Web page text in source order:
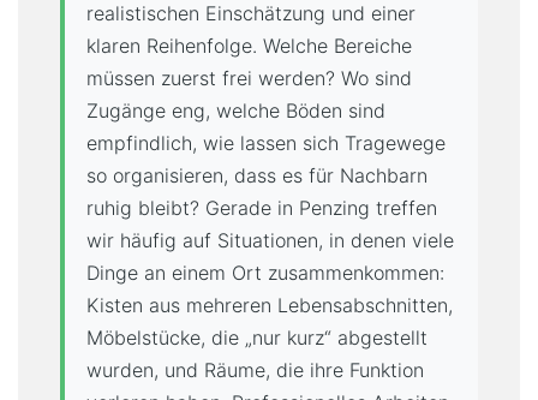
realistischen Einschätzung und einer
klaren Reihenfolge. Welche Bereiche
müssen zuerst frei werden? Wo sind
Zugänge eng, welche Böden sind
empfindlich, wie lassen sich Tragewege
so organisieren, dass es für Nachbarn
ruhig bleibt? Gerade in Penzing treffen
wir häufig auf Situationen, in denen viele
Dinge an einem Ort zusammenkommen:
Kisten aus mehreren Lebensabschnitten,
Möbelstücke, die „nur kurz“ abgestellt
wurden, und Räume, die ihre Funktion